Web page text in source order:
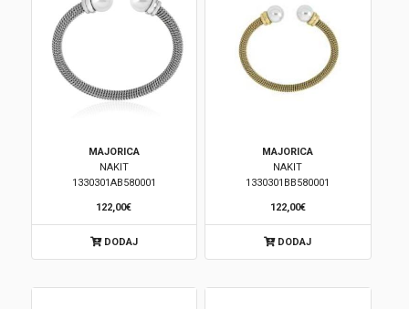
Diamond
Outlet
Prijava
Registracija
MAJORICA
NAKIT
1330301AB580001
122,00€
DODAJ
MAJORICA
NAKIT
1330301BB580001
122,00€
DODAJ